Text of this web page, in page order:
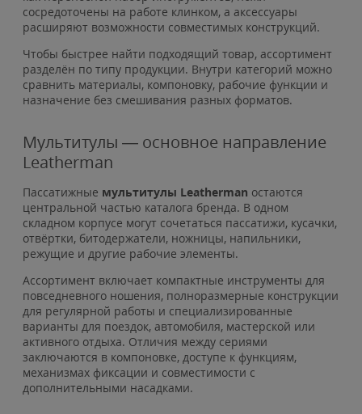
сосредоточены на работе клинком, а аксессуары
расширяют возможности совместимых конструкций.
Чтобы быстрее найти подходящий товар, ассортимент
разделён по типу продукции. Внутри категорий можно
сравнить материалы, компоновку, рабочие функции и
назначение без смешивания разных форматов.
Мультитулы — основное направление
Leatherman
Пассатижные мультитулы Leatherman остаются
центральной частью каталога бренда. В одном
складном корпусе могут сочетаться пассатижи, кусачки,
отвёртки, битодержатели, ножницы, напильники,
режущие и другие рабочие элементы.
Ассортимент включает компактные инструменты для
повседневного ношения, полноразмерные конструкции
для регулярной работы и специализированные
варианты для поездок, автомобиля, мастерской или
активного отдыха. Отличия между сериями
заключаются в компоновке, доступе к функциям,
механизмах фиксации и совместимости с
дополнительными насадками.